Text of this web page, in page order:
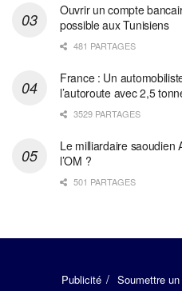
Ouvrir un compte
possible aux Tunisiens
481 PARTAGES
France : Un
l’autoroute avec 2,5
3529 PARTAGES
Le milliardaire saoudien
l’OM ?
501 PARTAGES
Publicité Soumettre